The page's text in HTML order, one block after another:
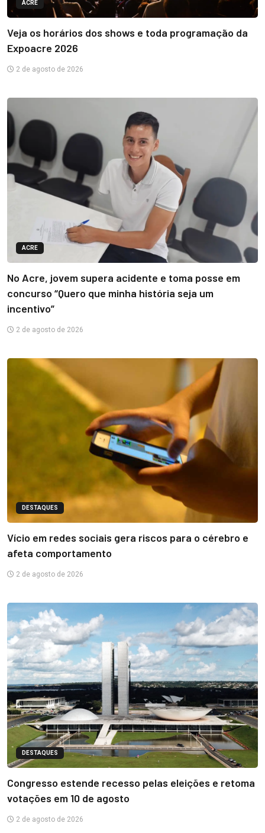
ACRE
Veja os horários dos shows e toda programação da
Expoacre 2026
2 de agosto de 2026
ACRE
No Acre, jovem supera acidente e toma posse em
concurso “Quero que minha história seja um
incentivo”
2 de agosto de 2026
DESTAQUES
Vício em redes sociais gera riscos para o cérebro e
afeta comportamento
2 de agosto de 2026
DESTAQUES
Congresso estende recesso pelas eleições e retoma
votações em 10 de agosto
2 de agosto de 2026